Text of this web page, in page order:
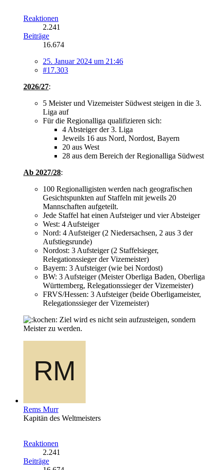
Reaktionen
2.241
Beiträge
16.674
25. Januar 2024 um 21:46
#17.303
2026/27:
5 Meister und Vizemeister Südwest steigen in die 3.
Liga auf
Für die Regionalliga qualifizieren sich:
4 Absteiger der 3. Liga
Jeweils 16 aus Nord, Nordost, Bayern
20 aus West
28 aus dem Bereich der Regionalliga Südwest
Ab 2027/28:
100 Regionalligisten werden nach geografischen
Gesichtspunkten auf Staffeln mit jeweils 20
Mannschaften aufgeteilt.
Jede Staffel hat einen Aufsteiger und vier Absteiger
West: 4 Aufsteiger
Nord: 4 Aufsteiger (2 Niedersachsen, 2 aus 3 der
Aufstiegsrunde)
Nordost: 3 Aufsteiger (2 Staffelsieger,
Relegationssieger der Vizemeister)
Bayern: 3 Aufsteiger (wie bei Nordost)
BW: 3 Aufsteiger (Meister Oberliga Baden, Oberliga
Württemberg, Relegationssieger der Vizemeister)
FRVS/Hessen: 3 Aufsteiger (beide Oberligameister,
Relegationssieger der Vizemeister)
Ziel wird es nicht sein aufzusteigen, sondern
Meister zu werden.
Rems Murr
Kapitän des Weltmeisters
Reaktionen
2.241
Beiträge